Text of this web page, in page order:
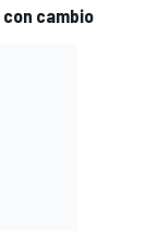
cambio